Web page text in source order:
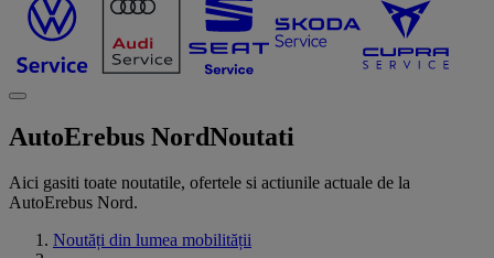
AutoErebus NordNoutati
Aici gasiti toate noutatile, ofertele si actiunile actuale de la
AutoErebus Nord.
Noutăți din lumea mobilității